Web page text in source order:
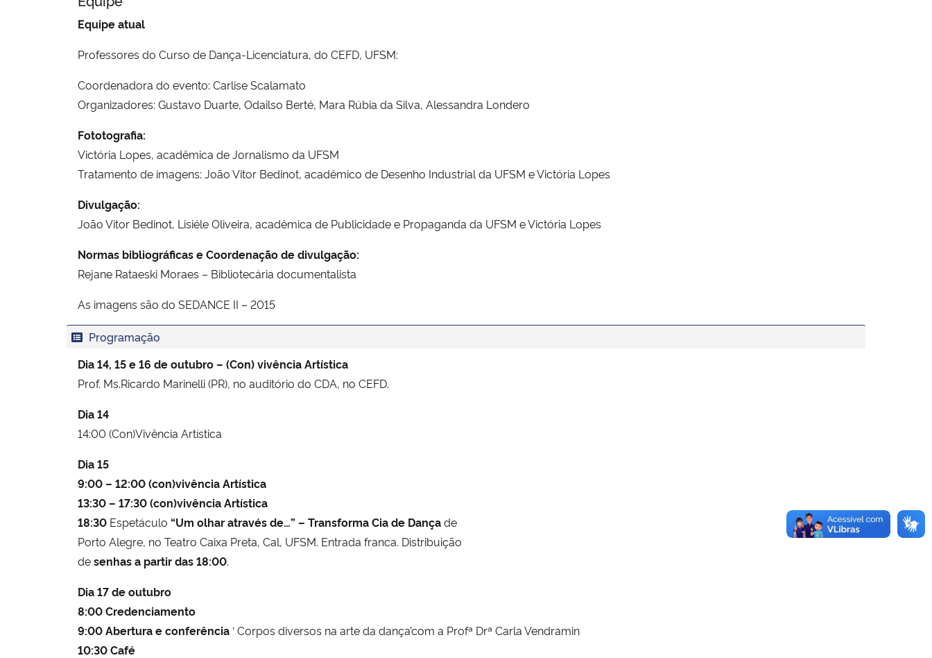
Equipe atual
Professores do Curso de Dança-Licenciatura, do CEFD, UFSM:
Coordenadora do evento: Carlise Scalamato
Organizadores: Gustavo Duarte, Odailso Berté, Mara Rúbia da Silva, Alessandra Londero
Fototografia:
Victória Lopes, acadêmica de Jornalismo da UFSM
Tratamento de imagens: João Vitor Bedinot, acadêmico de Desenho Industrial da UFSM e Victória Lopes
Divulgação:
João Vitor Bedinot, Lisiéle Oliveira, acadêmica de Publicidade e Propaganda da UFSM e Victória Lopes
Normas bibliográficas e Coordenação de divulgação:
Rejane Rataeski Moraes – Bibliotecária documentalista
As imagens são do SEDANCE II – 2015
Programação
Dia 14, 15 e 16 de outubro – (Con) vivência Artística
Prof. Ms.Ricardo Marinelli (PR), no auditório do CDA, no CEFD.
Dia 14
14:00 (Con)Vivência Artística
Dia 15
9:00 – 12:00 (con)vivência Artística
13:30 – 17:30 (con)vivência Artística
18:30 Espetáculo “Um olhar através de…” – Transforma Cia de Dançade
Porto Alegre, no Teatro Caixa Preta, Cal, UFSM. Entrada franca. Distribuição
desenhas a partir das 18:00.
Dia 17 de outubro
8:00 Credenciamento
9:00 Abertura e conferência ‘ Corpos diversos na arte da dança’com a Profª Drª Carla Vendramin
10:30 Café